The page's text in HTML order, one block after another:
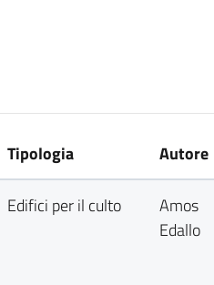
Tipologia Autore
Edifici per il culto
Amos
Edallo